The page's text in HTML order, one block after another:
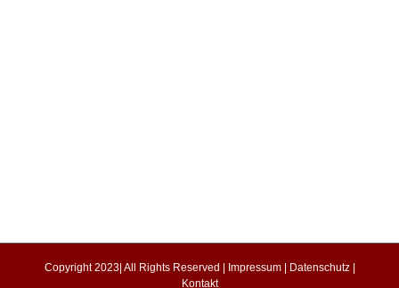
Copyright 2023| All Rights Reserved | Impressum| Datenschutz|
Kontakt